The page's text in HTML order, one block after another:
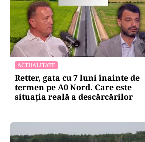
ACTUALITATE
Retter, gata cu 7 luni înainte de
termen pe A0 Nord. Care este
situația reală a descărcărilor